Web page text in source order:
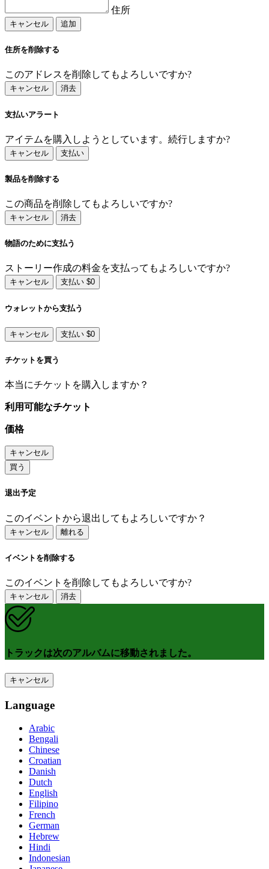
住所
キャンセル 追加
住所を削除する
このアドレスを削除してもよろしいですか?
キャンセル 消去
支払いアラート
アイテムを購入しようとしています。続行しますか?
キャンセル 支払い
製品を削除する
この商品を削除してもよろしいですか?
キャンセル 消去
物語のために支払う
ストーリー作成の料金を支払ってもよろしいですか?
キャンセル 支払い $0
ウォレットから支払う
キャンセル 支払い $0
チケットを買う
本当にチケットを購入しますか？
利用可能なチケット
価格
キャンセル
買う
退出予定
このイベントから退出してもよろしいですか？
キャンセル 離れる
イベントを削除する
このイベントを削除してもよろしいですか?
キャンセル 消去
トラックは次のアルバムに移動されました。
キャンセル
Language
Arabic
Bengali
Chinese
Croatian
Danish
Dutch
English
Filipino
French
German
Hebrew
Hindi
Indonesian